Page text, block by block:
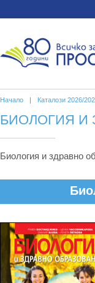
Начало | Каталози 2026/
БИОЛОГИЯ И
Биология и здравно